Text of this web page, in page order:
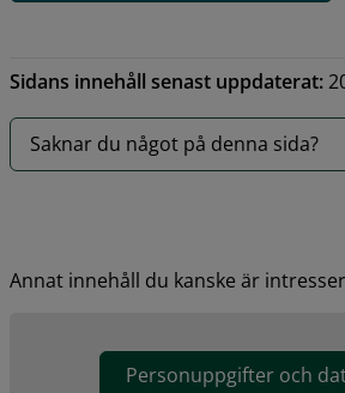
Sidans innehåll senast uppdaterat:
Saknar du något på denna sida?
Annat innehåll du kanske är
Personuppgifter och